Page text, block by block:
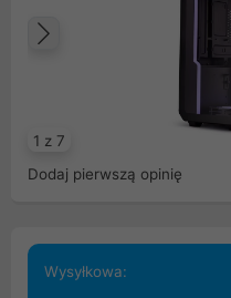
1 z 7
Poprzedni
Dodaj pierwszą opinię
Wysyłkowa: